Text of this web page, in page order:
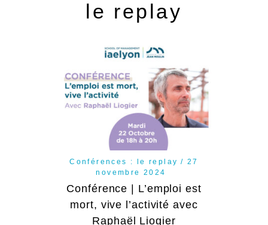
le replay
Conférences : le replay
27
novembre 2024
Conférence | L’emploi est
mort, vive l’activité avec
Raphaël Liogier